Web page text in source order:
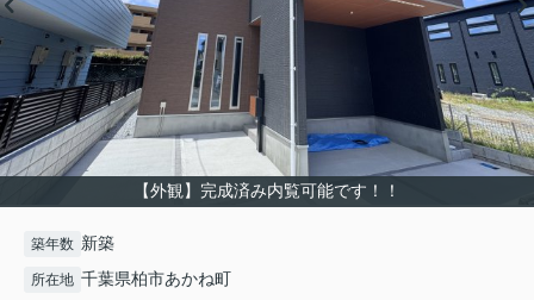
【外観】完成済み内覧可能です！！
築年数 新築
所在地 千葉県柏市あかね町